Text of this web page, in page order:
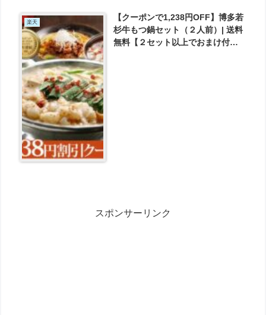
楽天
【クーポンで1,238円OFF】博多若
杉牛もつ鍋セット（２人前）| 送料
無料【２セット以上でおまけ付
スポンサーリンク